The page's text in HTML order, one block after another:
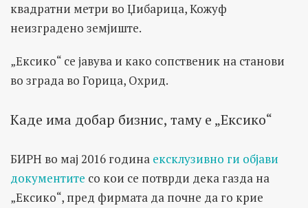
квадратни метри во Џибарица, Кожуф
неизградено земјиште.
„Ексико“ се јавува и како сопственик на станови
во зграда во Горица, Охрид.
Каде има добар бизнис, таму е „Ексико“
БИРН во мај 2016 година ексклузивно ги објави
документите со кои се потврди дека газда на
„Ексико“, пред фирмата да почне да го крие